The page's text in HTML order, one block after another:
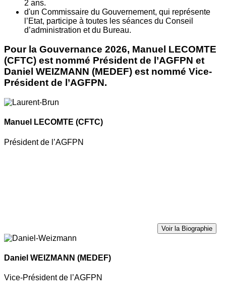
2 ans.
d'un Commissaire du Gouvernement, qui représente
l’Etat, participe à toutes les séances du Conseil
d’administration et du Bureau.
Pour la Gouvernance 2026, Manuel LECOMTE
(CFTC) est nommé Président de l’AGFPN et
Daniel WEIZMANN (MEDEF) est nommé Vice-
Président de l’AGFPN.
Manuel LECOMTE (CFTC)
Président de l’AGFPN
Voir la Biographie
Daniel WEIZMANN (MEDEF)
Vice-Président de l’AGFPN